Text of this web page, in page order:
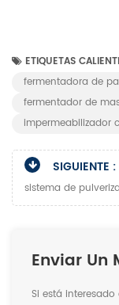
ETIQUETAS
fermentadora de
fermentador de
impermeabilizador
SIGUIENTE :
sistema de
Enviar Un
Si está